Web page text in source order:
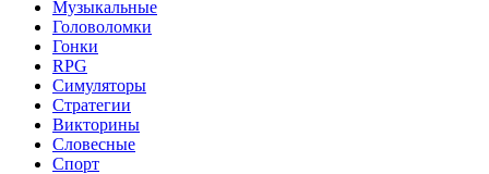
Музыкальные
Головоломки
Гонки
RPG
Симуляторы
Стратегии
Викторины
Словесные
Спорт